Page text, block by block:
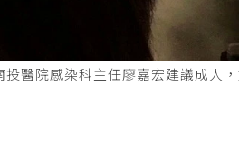
南投醫院感染科主任廖嘉宏建議成人